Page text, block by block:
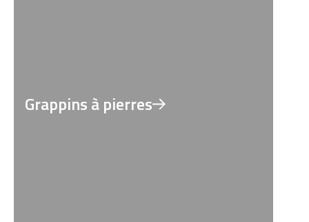
Grappins à pierres